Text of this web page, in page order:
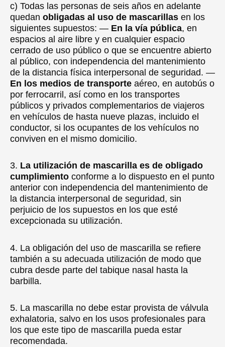
c) Todas las personas de seis años en adelante
quedan obligadas al uso de mascarillas en los
siguientes supuestos: — En la vía pública, en
espacios al aire libre y en cualquier espacio
cerrado de uso público o que se encuentre abierto
al público, con independencia del mantenimiento
de la distancia física interpersonal de seguridad. —
En los medios de transporte aéreo, en autobús o
por ferrocarril, así como en los transportes
públicos y privados complementarios de viajeros
en vehículos de hasta nueve plazas, incluido el
conductor, si los ocupantes de los vehículos no
conviven en el mismo domicilio.
3. La utilización de mascarilla es de obligado
cumplimiento conforme a lo dispuesto en el punto
anterior con independencia del mantenimiento de
la distancia interpersonal de seguridad, sin
perjuicio de los supuestos en los que esté
excepcionada su utilización.
4. La obligación del uso de mascarilla se refiere
también a su adecuada utilización de modo que
cubra desde parte del tabique nasal hasta la
barbilla.
5. La mascarilla no debe estar provista de válvula
exhalatoria, salvo en los usos profesionales para
los que este tipo de mascarilla pueda estar
recomendada.